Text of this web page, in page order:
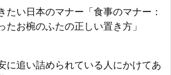
たい日本のマナー「食事のマナー：
たお椀のふたの正しい置き方」
に追い詰められている人にかけてあ